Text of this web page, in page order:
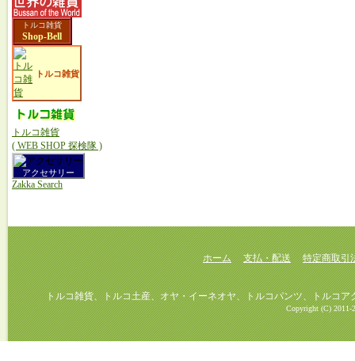
トルコ雑貨
Shop-Bell
トルコ雑貨
トルコ雑貨
( WEB SHOP 探検隊 )
アクセサリー
Zakka Search
ホーム 支払・配送 特定商取引
トルコ雑貨、トルコ土産、オヤ・イーネオヤ、トルコパンツ、トルコアク
Copyright (C) 2011-